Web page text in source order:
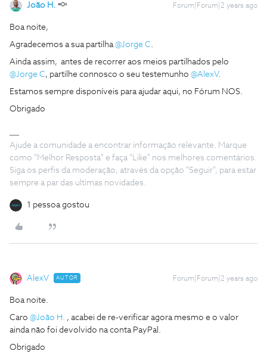
João H. Forum|Forum|2 years ago
Boa noite,
Agradecemos a sua partilha@Jorge C.
Ainda assim, antes de recorrer aos meios partilhados pelo
@Jorge C, partilhe connosco o seu testemunho @AlexV.
Estamos sempre disponíveis para ajudar aqui, no Fórum NOS.
Obrigado
Ajude a comunidade a encontrar informação relevante. Marque
como "Melhor Resposta" e faça "Like" nos melhores comentários.
Siga os perfis da moderação, através da opção "Seguir", para estar
sempre a par das ultimas novidades.
1 pessoa gostou
AlexV AUTOR Forum|Forum|2 years ago
Boa noite.
Caro @João H. , acabei de re-verificar agora mesmo e o valor
ainda não foi devolvido na conta PayPal.
Obrigado